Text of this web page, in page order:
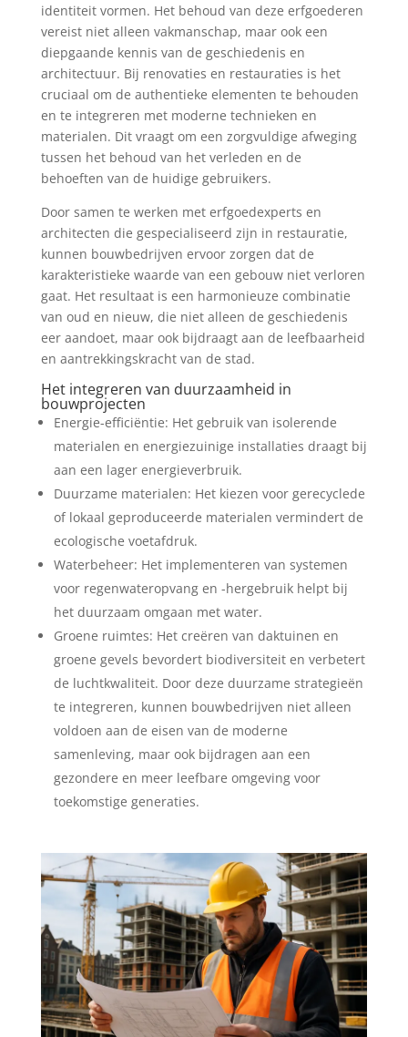
identiteit vormen. Het behoud van deze erfgoederen
vereist niet alleen vakmanschap, maar ook een
diepgaande kennis van de geschiedenis en
architectuur. Bij renovaties en restauraties is het
cruciaal om de authentieke elementen te behouden
en te integreren met moderne technieken en
materialen. Dit vraagt om een zorgvuldige afweging
tussen het behoud van het verleden en de
behoeften van de huidige gebruikers.
Door samen te werken met erfgoedexperts en
architecten die gespecialiseerd zijn in restauratie,
kunnen bouwbedrijven ervoor zorgen dat de
karakteristieke waarde van een gebouw niet verloren
gaat. Het resultaat is een harmonieuze combinatie
van oud en nieuw, die niet alleen de geschiedenis
eer aandoet, maar ook bijdraagt aan de leefbaarheid
en aantrekkingskracht van de stad.
Het integreren van duurzaamheid in
bouwprojecten
Energie-efficiëntie: Het gebruik van isolerende
materialen en energiezuinige installaties draagt bij
aan een lager energieverbruik.
Duurzame materialen: Het kiezen voor gerecyclede
of lokaal geproduceerde materialen vermindert de
ecologische voetafdruk.
Waterbeheer: Het implementeren van systemen
voor regenwateropvang en -hergebruik helpt bij
het duurzaam omgaan met water.
Groene ruimtes: Het creëren van daktuinen en
groene gevels bevordert biodiversiteit en verbetert
de luchtkwaliteit. Door deze duurzame strategieën
te integreren, kunnen bouwbedrijven niet alleen
voldoen aan de eisen van de moderne
samenleving, maar ook bijdragen aan een
gezondere en meer leefbare omgeving voor
toekomstige generaties.